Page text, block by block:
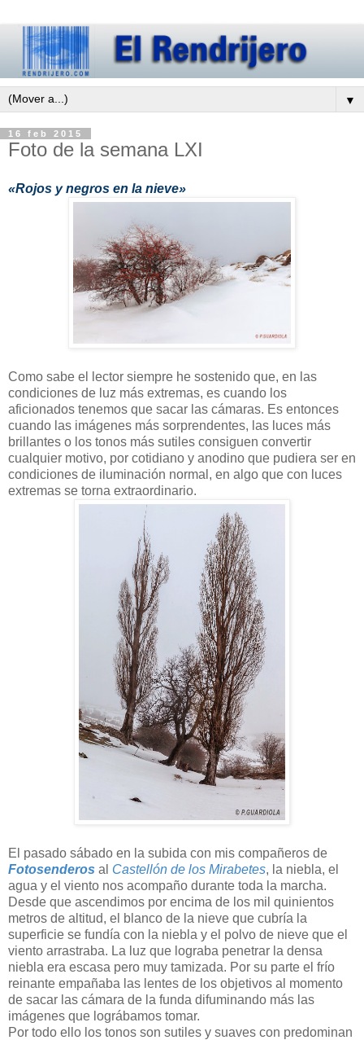
▼
16 feb 2015
Foto de la semana LXI
«Rojos y negros en la nieve»
Como sabe el lector siempre he sostenido que, en las
condiciones de luz más extremas, es cuando los
aficionados tenemos que sacar las cámaras. Es entonces
cuando las imágenes más sorprendentes, las luces más
brillantes o los tonos más sutiles consiguen convertir
cualquier motivo, por cotidiano y anodino que pudiera ser en
condiciones de iluminación normal, en algo que con luces
extremas se torna extraordinario.
El pasado sábado en la subida con mis compañeros de
Fotosenderos al Castellón de los Mirabetes, la niebla, el
agua y el viento nos acompaño durante toda la marcha.
Desde que ascendimos por encima de los mil quinientos
metros de altitud, el blanco de la nieve que cubría la
superficie se fundía con la niebla y el polvo de nieve que el
viento arrastraba. La luz que lograba penetrar la densa
niebla era escasa pero muy tamizada. Por su parte el frío
reinante empañaba las lentes de los objetivos al momento
de sacar las cámara de la funda difuminando más las
imágenes que lográbamos tomar.
Por todo ello los tonos son sutiles y suaves con predominan